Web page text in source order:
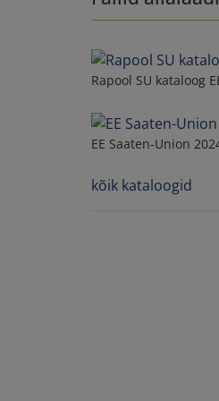
Rapool SU kataloog
EE Saaten-Union
kõik kataloogid